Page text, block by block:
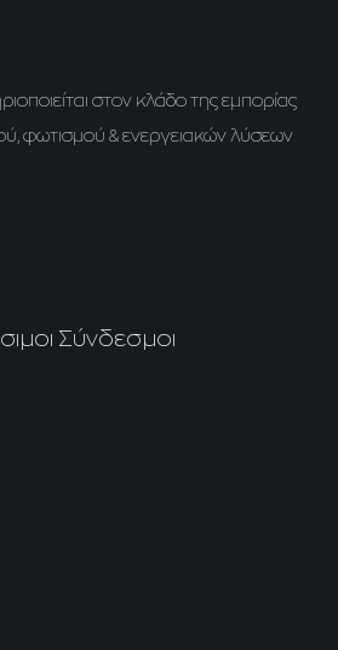
στον κλάδο της εμπορίας
φωτισμού & ενεργειακών λύσεων
Σύνδεσμοι